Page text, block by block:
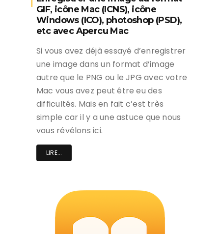
GIF, icône Mac (ICNS), icône
Windows (ICO), photoshop (PSD),
etc avec Apercu Mac
Si vous avez déjà essayé d’enregistrer
une image dans un format d’image
autre que le PNG ou le JPG avec votre
Mac vous avez peut être eu des
difficultés. Mais en fait c’est très
simple car il y a une astuce que nous
vous révélons ici.
LIRE...